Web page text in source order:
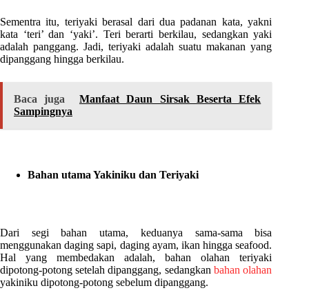
Sementra itu, teriyaki berasal dari dua padanan kata, yakni
kata ‘teri’ dan ‘yaki’. Teri berarti berkilau, sedangkan yaki
adalah panggang. Jadi, teriyaki adalah suatu makanan yang
dipanggang hingga berkilau.
Baca juga
Manfaat Daun Sirsak Beserta Efek
Sampingnya
Bahan utama Yakiniku dan Teriyaki
Dari segi bahan utama, keduanya sama-sama bisa
menggunakan daging sapi, daging ayam, ikan hingga seafood.
Hal yang membedakan adalah, bahan olahan teriyaki
dipotong-potong setelah dipanggang, sedangkan bahan olahan
yakiniku dipotong-potong sebelum dipanggang.